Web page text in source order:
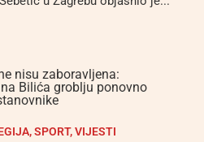
nisu zaboravljena:
Bilića groblju ponovno
,SPORT,VIJESTI